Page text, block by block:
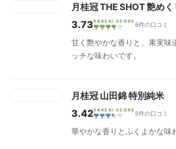
月桂冠 THE SHOT 艶め
3.73SAKEAI SCORE 6件の口コミ
甘く艶やかな香りと、果実味
ッチな味わいです。
月桂冠 山田錦 特別純米
3.42SAKEAI SCORE 5件の口コミ
華やかな香りとふくよかな味